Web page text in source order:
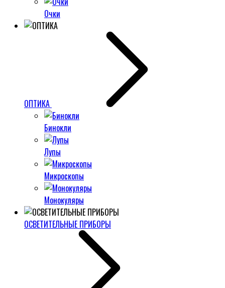
Очки
ОПТИКА
Бинокли
Лупы
Микроскопы
Монокуляры
ОСВЕТИТЕЛЬНЫЕ ПРИБОРЫ